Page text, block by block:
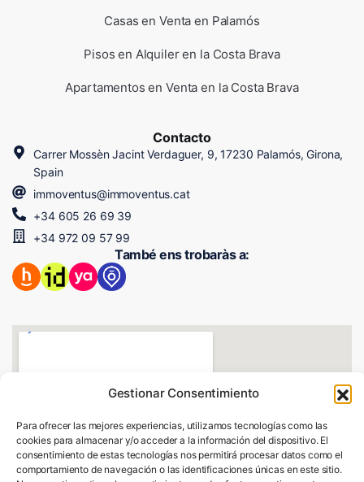
Gestionar Consentimiento
Para ofrecer las mejores experiencias, utilizamos tecnologías como las
cookies para almacenar y/o acceder a la información del dispositivo. El
consentimiento de estas tecnologías nos permitirá procesar datos como el
comportamiento de navegación o las identificaciones únicas en este sitio.
Casas en Venta en Palamós
Pisos en Alquiler en la Costa Brava
Apartamentos en Venta en la Costa Brava
Contacto
Carrer Mossèn Jacint Verdaguer, 9, 17230 Palamós, Girona,
Spain
immoventus@immoventus.cat
+34 605 26 69 39
+34 972 09 57 99
També ens trobaràs a: